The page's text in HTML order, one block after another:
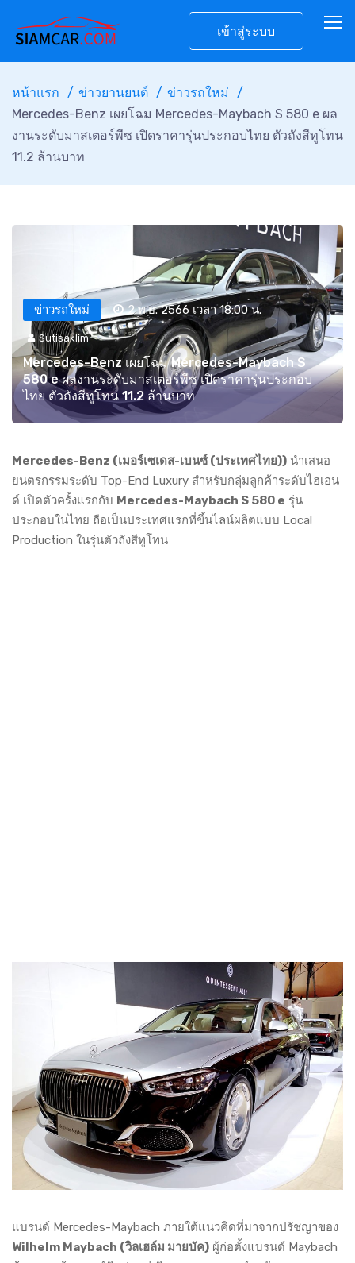
เข้าสู่ระบบ
หน้าแรก ข่าวยานยนต์
ข่าวรถใหม่
Mercedes-Benz เผยโฉม Mercedes-Maybach S 580 e ผล
งานระดับมาสเตอร์พีซ เปิดราคารุ่นประกอบไทย ตัวถังสีทูโทน
11.2 ล้านบาท
ข่าวรถใหม่ 2 พ.ย. 2566 เวลา 18:00 น.
Sutisaklim
Mercedes-Benz เผยโฉม Mercedes-Maybach S
580 e ผลงานระดับมาสเตอร์พีซ เปิดราคารุ่นประกอบ
ไทย ตัวถังสีทูโทน 11.2 ล้านบาท
Mercedes-Benz (เมอร์เซเดส-เบนซ์ (ประเทศไทย)) นำเสนอ
ยนตรกรรมระดับ Top-End Luxury สำหรับกลุ่มลูกค้าระดับไฮเอน
ด์ เปิดตัวครั้งแรกกับ Mercedes-Maybach S 580 e รุ่น
ประกอบในไทย ถือเป็นประเทศแรกที่ขึ้นไลน์ผลิตแบบ Local
Production ในรุ่นตัวถังสีทูโทน
แบรนด์ Mercedes-Maybach ภายใต้แนวคิดที่มาจากปรัชญาของ
Wilhelm Maybach (วิลเฮล์ม มายบัค) ผู้ก่อตั้งแบรนด์ Maybach